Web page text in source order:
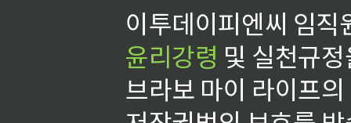
이투데이피엔씨 임
윤리강령 및 실천규
브라보 마이 라이프